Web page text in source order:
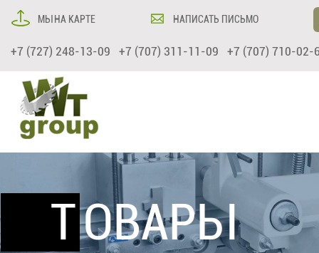
МЫ НА КАРТЕ НАПИСАТЬ ПИСЬМО
+7 (727) 248-13-09 +7 (707) 311-11-09 +7 (707) 710-02-
ТОВАРЫ